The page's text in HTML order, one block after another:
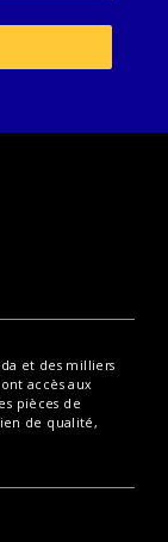
et des milliers
accès aux
pièces de
de qualité,